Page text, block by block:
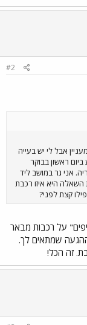
#2
אבל לי יש בעייה
ראשון בבוקר
אני גר במושב ליד
היא איזו רכבת
קצת לפני?
על רכבות מבאר
שמתאים לך.
זה הכל!